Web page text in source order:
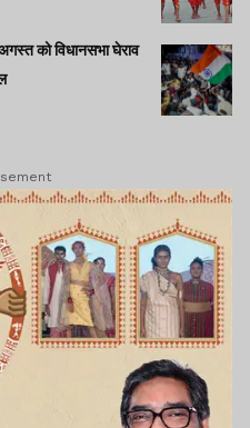
को विधानसभा घेराव